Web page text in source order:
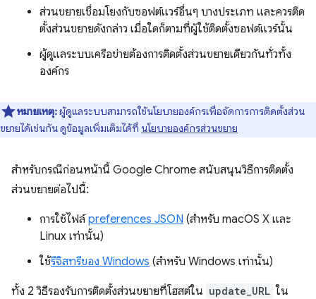
ส่วนขยายเชื่อมโยงกับซอฟต์แวร์อื่นๆ บางประเภท และควรติด
ตั้งส่วนขยายดังกล่าว เมื่อใดก็ตามที่ผู้ใช้ติดตั้งซอฟต์แวร์นั้น
ผู้ดูแลระบบเครือข่ายต้องการติดตั้งส่วนขยายเดียวกันทั่วทั้ง
องค์กร
หมายเหตุ:ผู้ดูแลระบบสามารถใช้นโยบายองค์กรเพื่อจัดการการติดตั้งส่วน
ขยายได้เช่นกัน ดูข้อมูลเพิ่มเติมได้ที่ นโยบายองค์กรส่วนขยาย
สำหรับกรณีก่อนหน้านี้ Google Chrome สนับสนุนวิธีการติดตั้ง
ส่วนขยายต่อไปนี้:
การใช้ไฟล์preferences JSON (สำหรับ macOS X และ
Linux เท่านั้น)
ใช้รีจิสทรีของ Windows (สำหรับ Windows เท่านั้น)
ทั้ง 2 วิธีรองรับการติดตั้งส่วนขยายที่โฮสต์ใน update_URL ใน